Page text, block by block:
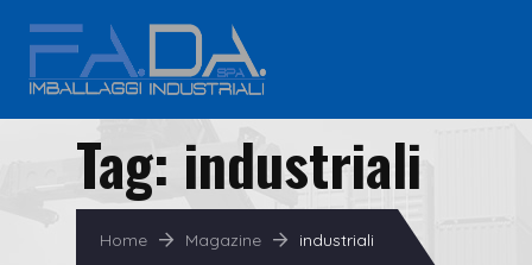
Tag: industriali
Home Magazine industriali